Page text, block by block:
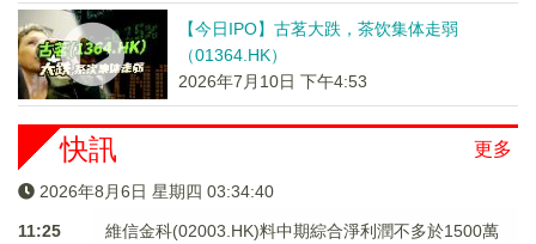
【今日IPO】古茗大跌，茶饮集体走弱
（01364.HK）
2026年7月10日 下午4:53
更多
快訊
2026年8月6日 星期四 03:34:40
11:25
維信金科(02003.HK)料中期綜合淨利潤不多於1500萬